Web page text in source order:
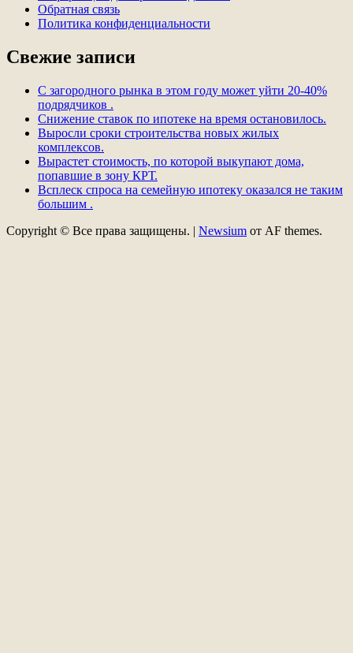
Обратная связь
Политика конфиденциальности
Свежие записи
С загородного рынка в этом году может уйти 20-40%
подрядчиков .
Снижение ставок по ипотеке на время остановилось.
Выросли сроки строительства новых жилых
комплексов.
Вырастет стоимость, по которой выкупают дома,
попавшие в зону КРТ.
Всплеск спроса на семейную ипотеку оказался не таким
большим .
Copyright © Все права защищены. | Newsium от AF themes.